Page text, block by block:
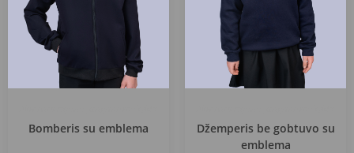
Bomberis su emblema
Džemperis be gobtuvo su
emblema